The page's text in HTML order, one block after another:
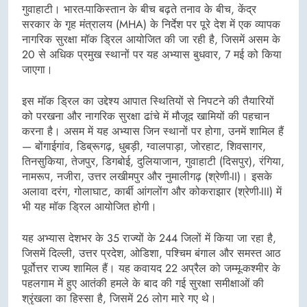
गुवाहाटी। भारत-पाकिस्तान के बीच बढ़ते तनाव के बीच, केंद्र
सरकार के गृह मंत्रालय (MHA) के निर्देश पर पूरे देश में एक व्यापक
नागरिक सुरक्षा मॉक ड्रिल आयोजित की जा रही है, जिसमें असम के
20 से अधिक प्रमुख स्थानों पर यह अभ्यास बुधवार, 7 मई को किया
जाएगा।
इस मॉक ड्रिल का उद्देश्य आपात स्थितियों से निपटने की तैयारियों
को परखना और नागरिक सुरक्षा ढांचे में मौजूद खामियों की पहचान
करना है। असम में यह अभ्यास जिन स्थानों पर होगा, उनमें शामिल हैं
— बोंगाईगांव, डिब्रूगढ़, धुबड़ी, ग्वालपाड़ा, जोरहाट, शिवसागर,
तिनसुकिया, तेजपुर, डिगबोई, दुलियाजान, गुवाहाटी (दिसपुर), रंगिया,
नामरूप, नजीरा, उत्तर लखीमपुर और नुमालीगढ़ (श्रेणी-II)। इसके
अलावा दरंग, गोलाघाट, कार्बी आंगलोंग और कोकराझार (श्रेणी-III) में
भी यह मॉक ड्रिल आयोजित होगी।
यह अभ्यास देशभर के 35 राज्यों के 244 जिलों में किया जा रहा है,
जिसमें दिल्ली, उत्तर प्रदेश, ओडिशा, पश्चिम बंगाल और समस्त आठ
पूर्वोत्तर राज्य शामिल हैं। यह कवायद 22 अप्रैल को जम्मू-कश्मीर के
पहलगाम में हुए आतंकी हमले के बाद की गई सुरक्षा समीक्षाओं की
श्रृंखला का हिस्सा है, जिसमें 26 लोग मारे गए थे।